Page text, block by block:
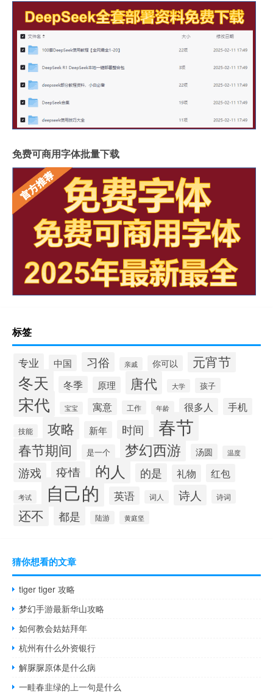
免费可商用字体批量下载
标签
专业 中国 习俗 亲戚 你可以 元宵节
冬天 冬季 原理 唐代 大学 孩子
宋代 宝宝 寓意 工作 年龄 很多人 手机
技能 攻略 新年 时间 春节
春节期间 是一个 梦幻西游 汤圆 温度
游戏 疫情 的人 的是 礼物 红包
考试 自己的 英语 词人 诗人 诗词
还不 都是 陆游 黄庭坚
猜你想看的文章
tiger tiger 攻略
梦幻手游最新华山攻略
如何教会姑姑拜年
杭州有什么外资银行
解脲脲原体是什么病
一畦春韭绿的上一句是什么